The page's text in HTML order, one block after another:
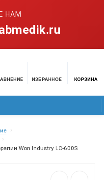
НАМ
ИЗБРАННОЕ КОРЗИНА
Won Industry LC-600S